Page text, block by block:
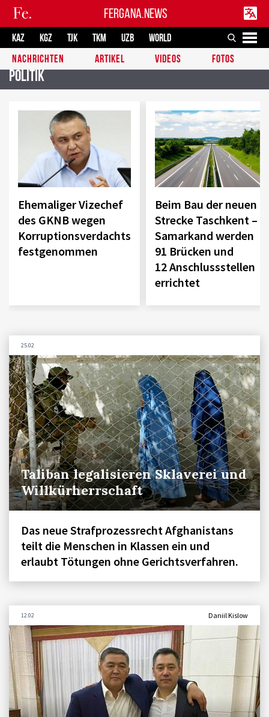
FERGANA.NEWS
KAZ KGZ TJK TKM UZB
WORLD
NACHRICHTEN
ARTIKEL VIDEOS FOTOS
Politik
Ehemaliger Vizechef
des GKNB wegen
Korruptionsverdachts
festgenommen
Beim Bau der neuen
Strecke Taschkent –
Samarkand werden
91 Brücken und
12 Anschlussstellen
errichtet
25.02
Taliban legalisieren Sklaverei und
Willkürherrschaft
Das neue Strafprozessrecht Afghanistans
teilt die Menschen in Klassen ein und
erlaubt Tötungen ohne Gerichtsverfahren.
12.02 Daniil Kislow